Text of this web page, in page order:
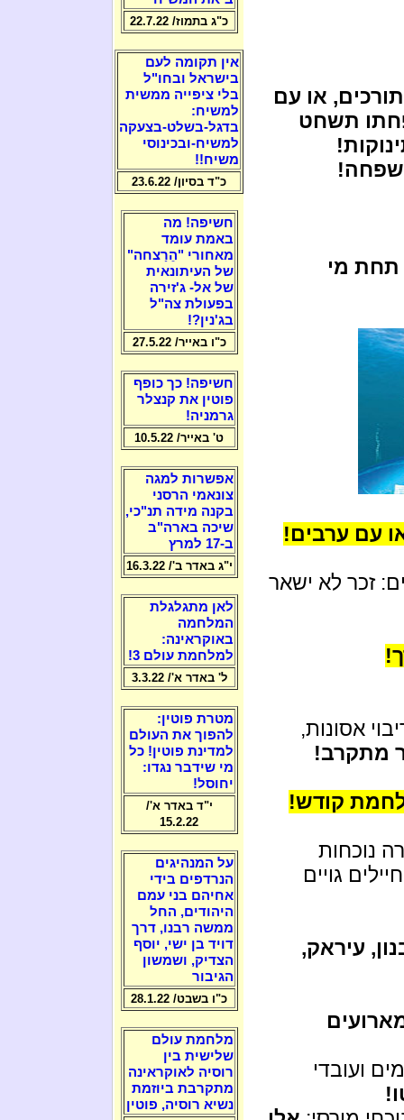
או עם
תשחט
מי
עם ערבים!
זכר לא ישאר
אסונות,
מתקרב!
קודש!
נוכחות
גויים
עיראק,
ועובדי
כ"ג בתמוז/ 22.7.22
אין תקומה לעם
בישראל ובחו"ל
בלי ציפייה ממשית
למשיח:
בדגל-בשלט-בצעקה
למשיח-ובכינוסי
משיח!!
כ"ד בסיון/ 23.6.22
חשיפה! מה
באמת עומד
מאחורי "הֵרַצחה"
של העיתונאית
של אל- ג'זירה
בפעולת צה"ל
בג'נין?!
כ"ו באייר/ 27.5.22
חשיפה! כך כופף
פוטין את קנצלר
גרמניה!
ט' באייר/ 10.5.22
אפשרות למגה
צונאמי הרסני
בקנה מידה תנ"כי,
שיכה בארה"ב
ב-17 למרץ
י"ג באדר ב'/ 16.3.22
לאן מתגלגלת
המלחמה
באוקראינה:
למלחמת עולם 3!
ל' באדר א'/ 3.3.22
מטרת פוטין:
להפוך את העולם
למדינת פוטין! כל
מי שידבר נגדו:
יחוסל!
י"ד באדר א'/
15.2.22
על המנהיגים
הנרדפים בידי
אחיהם בני עמם
היהודים, החל
ממשה רבנו, דרך
דויד בן ישי, יוסף
הצדיק, ושמשון
הגיבור
כ"ו בשבט/ 28.1.22
מלחמת עולם
שלישית בין
רוסיה לאוקראינה
מתקרבת ביוזמת
נשיא רוסיה, פוטין